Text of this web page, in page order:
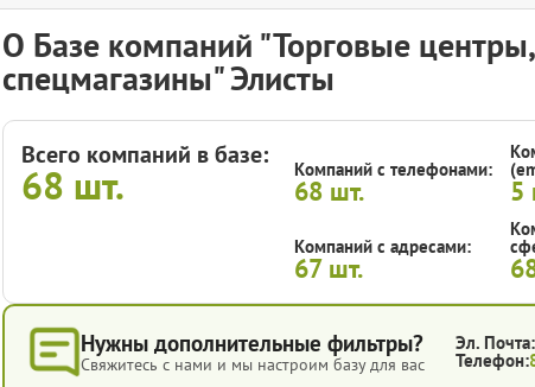
О Базе компаний "Торговые
спецмагазины" Элисты
Всего компаний в базе:
68 шт. Компаний с телефонами:
68 шт. 5
Компаний с адресами:
67 шт.
Нужны дополнительные фильтры?
Свяжитесь с нами и мы настроим базу для вас
Эл. Почта:
Телефон: